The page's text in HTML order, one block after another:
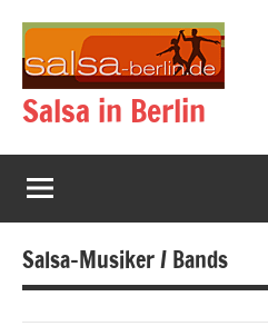
springen
Salsa in Berlin
Salsa-Musiker / Bands